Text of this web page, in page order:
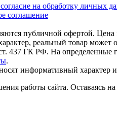
на обработку личных
соглашение
публичной офертой.
реальный товар
437 ГК РФ. На определенные
.
информативный характер
работы сайта. Оставаясь на